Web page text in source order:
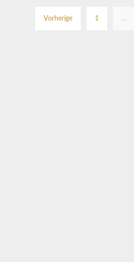
Vorherige 1 …